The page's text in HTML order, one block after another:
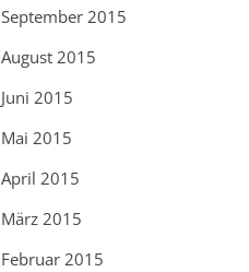
September 2015
August 2015
Juni 2015
Mai 2015
April 2015
März 2015
Februar 2015